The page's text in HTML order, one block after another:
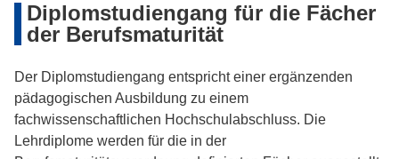
Diplomstudiengang für die Fächer
der Berufsmaturität
Der Diplomstudiengang entspricht einer ergänzenden
pädagogischen Ausbildung zu einem
fachwissenschaftlichen Hochschulabschluss. Die
Lehrdiplome werden für die in der